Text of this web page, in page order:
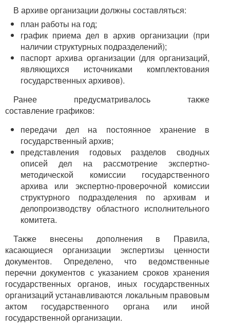
В архиве организации должны составляться:
план работы на год;
график приема дел в архив организации (при
наличии структурных подразделений);
паспорт архива организации (для организаций,
являющихся источниками комплектования
государственных архивов).
Ранее предусматривалось также
составление графиков:
передачи дел на постоянное хранение в
государственный архив;
представления годовых разделов сводных
описей дел на рассмотрение экспертно-
методической комиссии государственного
архива или экспертно-проверочной комиссии
структурного подразделения по архивам и
делопроизводству областного исполнительного
комитета.
Также внесены дополнения в Правила,
касающиеся организации экспертизы ценности
документов. Определено, что ведомственные
перечни документов с указанием сроков хранения
государственных органов, иных государственных
организаций устанавливаются локальным правовым
актом государственного органа или иной
государственной организации.